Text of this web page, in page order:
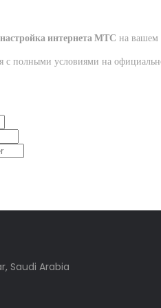
настройка интернета МТС на вашем
с полными условиями на
Saudi Arabia